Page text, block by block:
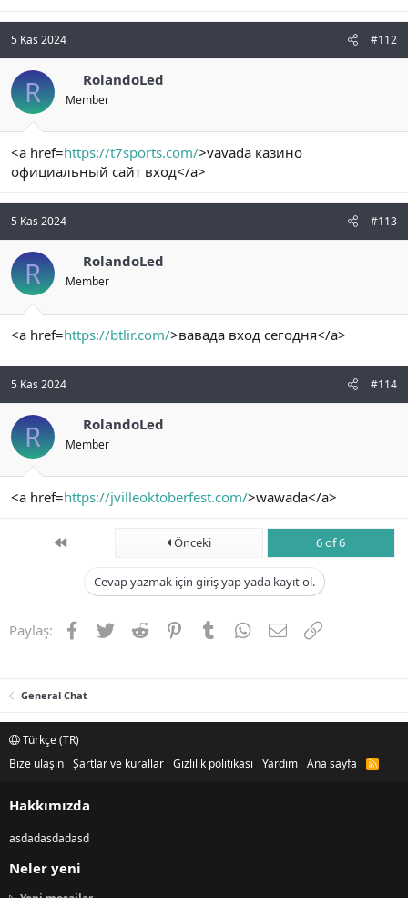
5 Kas 2024 #112
R RolandoLed
Member
<a href=https://t7sports.com/>vavada казино
официальный сайт вход</a>
5 Kas 2024 #113
R RolandoLed
Member
<a href=https://btlir.com/>вавада вход сегодня</a>
5 Kas 2024 #114
R RolandoLed
Member
<a href=https://jvilleoktoberfest.com/>wawada</a>
First Önceki 6 of 6
Cevap yazmak için giriş yap yada kayıt ol.
Paylaş: Facebook
TwitterReddit PinterestTumblrWhatsApp
E-postaLink
General Chat
Türkçe (TR)
Bize ulaşın Şartlar ve kurallar Gizlilik politikası Yardım Ana sayfa
R
Hakkımızda
asdadasdadasd
Neler yeni